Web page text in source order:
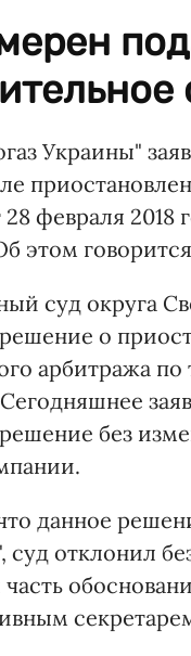
Украины"
февраля 2018
этом
суд округа
о
арбитража
без
данное
суд отклонил
часть